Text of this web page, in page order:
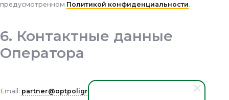
предусмотренном Политикой конфиденциальности.
Контактные данные
Оператора
Email: partner@optpoligraf.ru